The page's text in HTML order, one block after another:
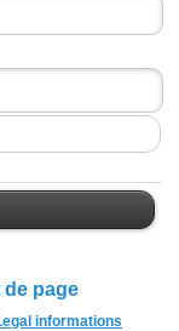
de page
informations